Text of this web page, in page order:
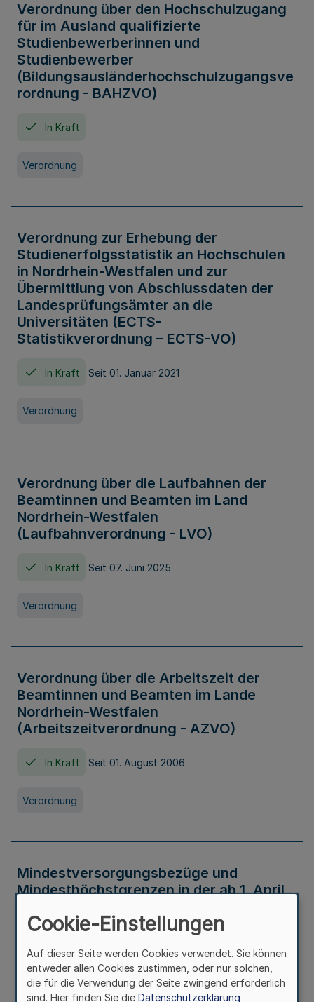
Verordnung über den Hochschulzugang
für im Ausland qualifizierte
Studienbewerberinnen und
Studienbewerber
(Bildungsausländerhochschulzugangsve
rordnung - BAHZVO)
In Kraft
Verordnung
Verordnung zur Erhebung der
Studienerfolgsstatistik an Hochschulen
in Nordrhein-Westfalen und zur
Übermittlung von Abschlussdaten der
Landesprüfungsämter an die
Universitäten (ECTS-
Statistikverordnung – ECTS-VO)
In Kraft Seit 01. Januar 2021
Verordnung
Verordnung über die Laufbahnen der
Beamtinnen und Beamten im Land
Nordrhein-Westfalen
(Laufbahnverordnung - LVO)
In Kraft Seit 07. Juni 2025
Verordnung
Verordnung über die Arbeitszeit der
Beamtinnen und Beamten im Lande
Nordrhein-Westfalen
(Arbeitszeitverordnung - AZVO)
In Kraft Seit 01. August 2006
Verordnung
Mindestversorgungsbezüge und
Mindesthöchstgrenzen in der ab 1. April
Verwaltungsvorschrift
Cookie-Einstellungen
Auf dieser Seite werden Cookies verwendet. Sie können
entweder allen Cookies zustimmen, oder nur solchen,
die für die Verwendung der Seite zwingend erforderlich
sind. Hier finden Sie die Datenschutzerklärung